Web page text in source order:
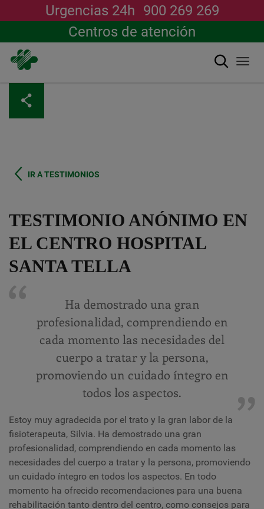
主
Urgencias 24h 900 269 269
Centros de atención
搜索
IR A TESTIMONIOS
TESTIMONIO ANÓNIMO EN
EL CENTRO HOSPITAL
SANTA TELLA
Ha demostrado una gran
profesionalidad, comprendiendo en
cada momento las necesidades del
cuerpo a tratar y la persona,
promoviendo un cuidado íntegro en
todos los aspectos.
Estoy muy agradecida por el trato y la gran labor de la
fisioterapeuta, Silvia. Ha demostrado una gran
profesionalidad, comprendiendo en cada momento las
necesidades del cuerpo a tratar y la persona, promoviendo
un cuidado íntegro en todos los aspectos. En todo
momento ha ofrecido recomendaciones para una buena
rehabilitación tanto dentro del centro, como consejos para